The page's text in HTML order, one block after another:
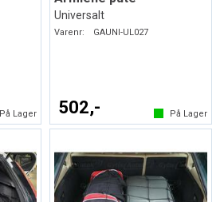
På Lager
Universalt
Varenr: GAUNI-UL027
502,- På Lager